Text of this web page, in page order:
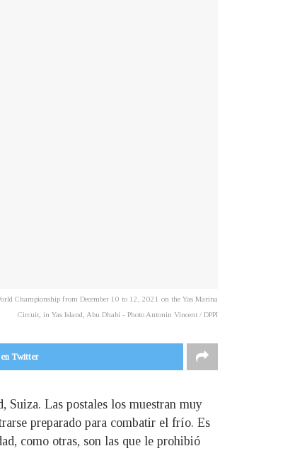
Championship from December 10 to 12, 2021 on the Yas Marina
Circuit, in Yas Island, Abu Dhabi - Photo Antonin Vincent / DPPI
Twitter
Suiza. Las postales los muestran muy
preparado para combatir el frío. Es
como otras, son las que le prohibió